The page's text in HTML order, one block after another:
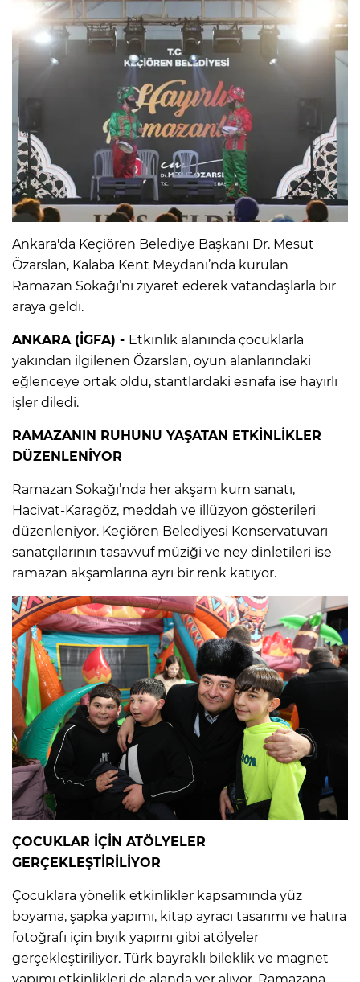
Ankara'da Keçiören Belediye Başkanı Dr. Mesut
Özarslan, Kalaba Kent Meydanı’nda kurulan
Ramazan Sokağı’nı ziyaret ederek vatandaşlarla bir
araya geldi.
ANKARA (İGFA) - Etkinlik alanında çocuklarla
yakından ilgilenen Özarslan, oyun alanlarındaki
eğlenceye ortak oldu, stantlardaki esnafa ise hayırlı
işler diledi.
RAMAZANIN RUHUNU YAŞATAN ETKİNLİKLER
DÜZENLENİYOR
Ramazan Sokağı’nda her akşam kum sanatı,
Hacivat-Karagöz, meddah ve illüzyon gösterileri
düzenleniyor. Keçiören Belediyesi Konservatuvarı
sanatçılarının tasavvuf müziği ve ney dinletileri ise
ramazan akşamlarına ayrı bir renk katıyor.
ÇOCUKLAR İÇİN ATÖLYELER
GERÇEKLEŞTİRİLİYOR
Çocuklara yönelik etkinlikler kapsamında yüz
boyama, şapka yapımı, kitap ayracı tasarımı ve hatıra
fotoğrafı için bıyık yapımı gibi atölyeler
gerçekleştiriliyor. Türk bayraklı bileklik ve magnet